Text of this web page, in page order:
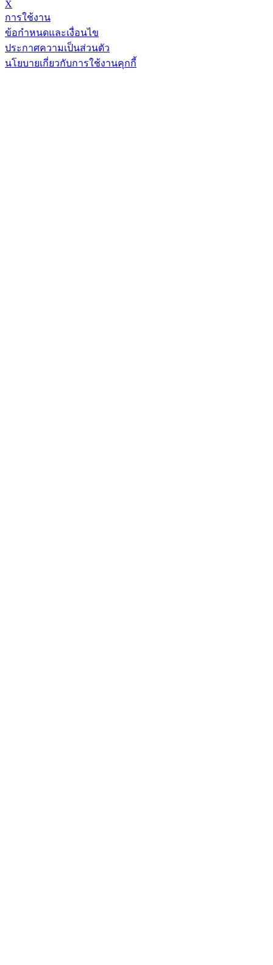
X
การใช้งาน
ข้อกำหนดและเงื่อนไข
ประกาศความเป็นส่วนตัว
นโยบายเกี่ยวกับการใช้งานคุกกี้